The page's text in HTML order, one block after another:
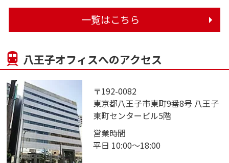
一覧はこちら
八王子オフィスへのアクセス
〒192-0082
東京都八王子市東町9番8号 八王子
東町センタービル5階
営業時間
平日 10:00～18:00